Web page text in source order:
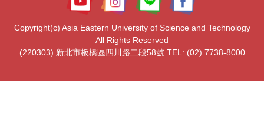
Copyright(c) Asia Eastern University of Science and Technology
All Rights Reserved
(220303) 新北市板橋區四川路二段58號 TEL: (02) 7738-8000